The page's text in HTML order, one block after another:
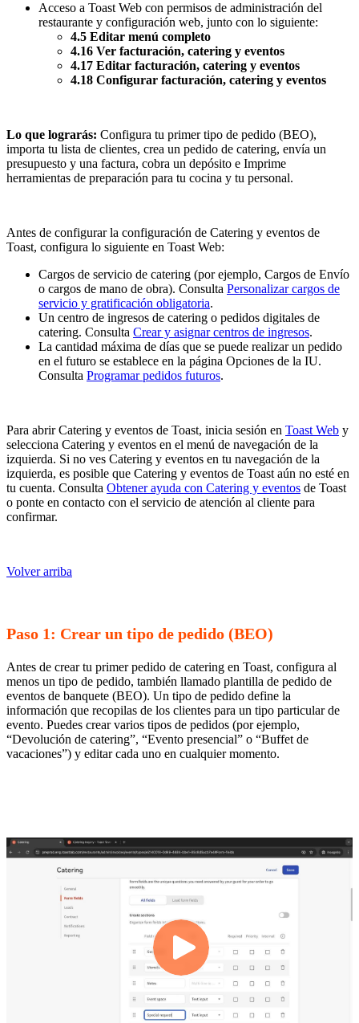
Acceso a Toast Web con permisos de administración del
restaurante y configuración web, junto con lo siguiente:
4.5 Editar menú completo
4.16 Ver facturación, catering y eventos
4.17 Editar facturación, catering y eventos
4.18 Configurar facturación, catering y eventos
Lo que lograrás: Configura tu primer tipo de pedido (BEO),
importa tu lista de clientes, crea un pedido de catering, envía un
presupuesto y una factura, cobra un depósito e Imprime
herramientas de preparación para tu cocina y tu personal.
Antes de configurar la configuración de Catering y eventos de
Toast, configura lo siguiente en Toast Web:
Cargos de servicio de catering (por ejemplo, Cargos de Envío
o cargos de mano de obra). Consulta Personalizar cargos de
servicio y gratificación obligatoria.
Un centro de ingresos de catering o pedidos digitales de
catering. Consulta Crear y asignar centros de ingresos.
La cantidad máxima de días que se puede realizar un pedido
en el futuro se establece en la página Opciones de la IU.
Consulta Programar pedidos futuros.
Para abrir Catering y eventos de Toast, inicia sesión en Toast Web y
selecciona Catering y eventos en el menú de navegación de la
izquierda. Si no ves Catering y eventos en tu navegación de la
izquierda, es posible que Catering y eventos de Toast aún no esté en
tu cuenta. Consulta Obtener ayuda con Catering y eventos de Toast
o ponte en contacto con el servicio de atención al cliente para
confirmar.
Volver arriba
Paso 1: Crear un tipo de pedido (BEO)
Antes de crear tu primer pedido de catering en Toast, configura al
menos un tipo de pedido, también llamado plantilla de pedido de
eventos de banquete (BEO). Un tipo de pedido define la
información que recopilas de los clientes para un tipo particular de
evento. Puedes crear varios tipos de pedidos (por ejemplo,
“Devolución de catering”, “Evento presencial” o “Buffet de
vacaciones”) y editar cada uno en cualquier momento.